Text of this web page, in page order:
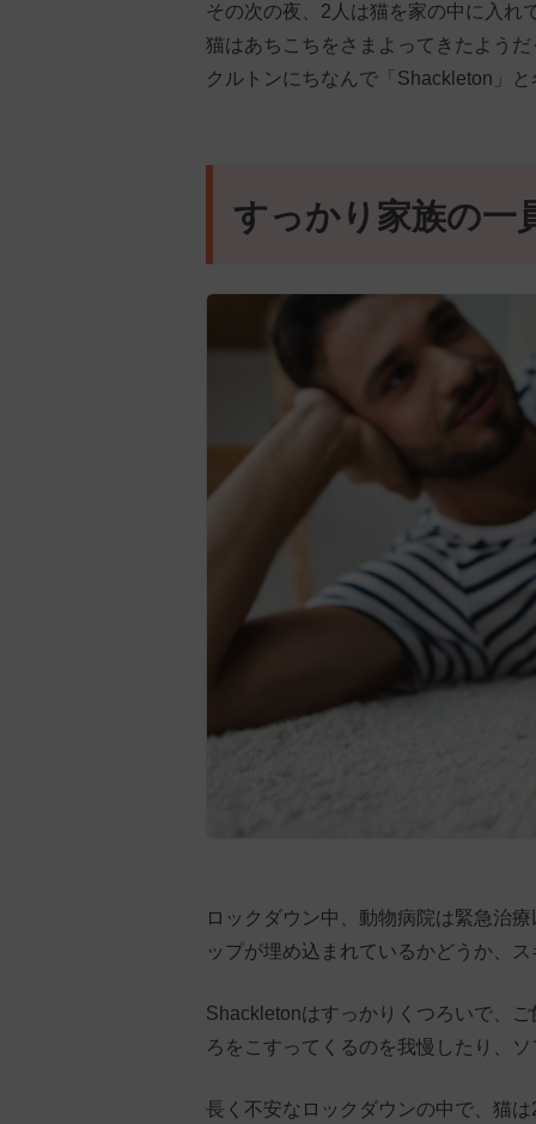
その次の夜、2人は猫を家の中に入れ
猫はあちこちをさまよってきたよう
クルトンにちなんで「Shackleton」
すっかり家族の一
ロックダウン中、動物病院は緊急治
ップが埋め込まれているかどうか、
Shackletonはすっかりくつろいで、
ろをこすってくるのを我慢したり、
長く不安なロックダウンの中で、猫